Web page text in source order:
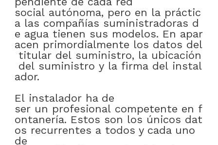
social autónoma, pero en la práctic
a las compañías suministradoras d
e agua tienen sus modelos. En apar
acen primordialmente los datos del
titular del suministro, la ubicación
del suministro y la firma del instal
ador.
El instalador ha de
ser un profesional competente en f
ontanería. Estos son los únicos dat
os recurrentes a todos y cada uno
de